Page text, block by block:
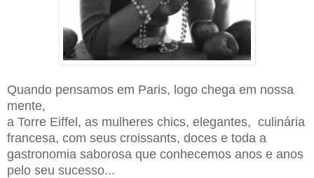
Quando pensamos em Paris, logo chega em nossa
mente,
a Torre Eiffel, as mulheres chics, elegantes, culinária
francesa, com seus croissants, doces e toda a
gastronomia saborosa que conhecemos anos e anos
pelo seu sucesso...